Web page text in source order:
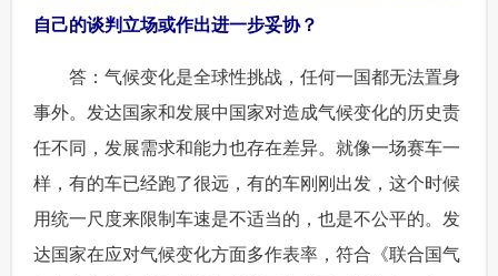
自己的谈判立场或作出进一步妥协？
答：气候变化是全球性挑战，任何一国都无法置身
事外。发达国家和发展中国家对造成气候变化的历史责
任不同，发展需求和能力也存在差异。就像一场赛车一
样，有的车已经跑了很远，有的车刚刚出发，这个时候
用统一尺度来限制车速是不适当的，也是不公平的。发
达国家在应对气候变化方面多作表率，符合《联合国气